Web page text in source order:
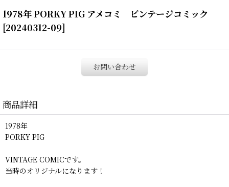
1978年 PORKY PIG アメコミ ビンテージコミック
[20240312-09]
お問い合わせ
商品詳細
1978年
PORKY PIG
VINTAGE COMICです。
当時のオリジナルになります！